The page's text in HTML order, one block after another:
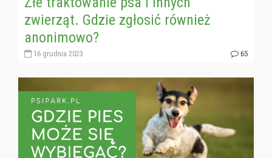
zwierząt. Gdzie zgłosić również
anonimowo?
16 grudnia 2023 65